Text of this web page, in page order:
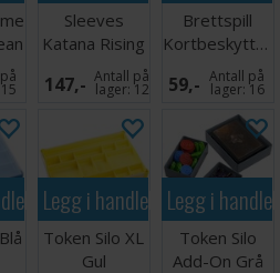
15
Sleeves
Katana Rising
Sun x100
66x91
147,- Antall på
lager: 12
Brettspill
55 stk
127x153
59,- Antall på
lager: 16
Legg i handlekurven
Token Silo XL
Gul
Legg i
Token Silo
Add-On Grå